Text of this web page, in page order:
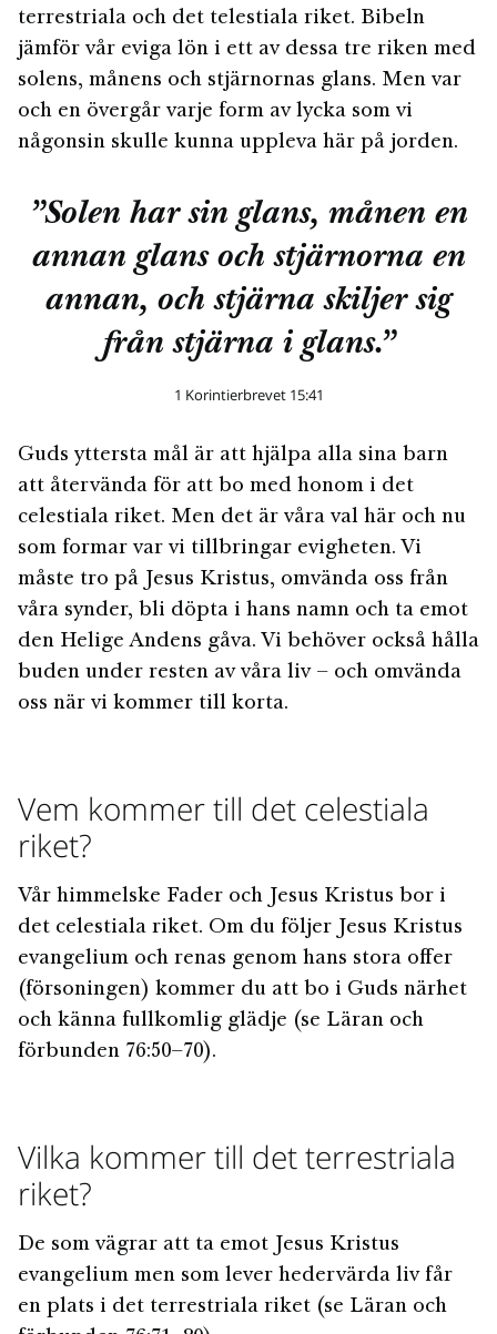
terrestriala och det telestiala riket. Bibeln
jämför vår eviga lön i ett av dessa tre riken med
solens, månens och stjärnornas glans. Men var
och en övergår varje form av lycka som vi
någonsin skulle kunna uppleva här på jorden.
”Solen har sin glans, månen en
annan glans och stjärnorna en
annan, och stjärna skiljer sig
från stjärna i glans.”
1 Korintierbrevet 15:41
Guds yttersta mål är att hjälpa alla sina barn
att återvända för att bo med honom i det
celestiala riket. Men det är våra val här och nu
som formar var vi tillbringar evigheten. Vi
måste tro på Jesus Kristus, omvända oss från
våra synder, bli döpta i hans namn och ta emot
den Helige Andens gåva. Vi behöver också hålla
buden under resten av våra liv – och omvända
oss när vi kommer till korta.
Vem kommer till det celestiala
riket?
Vår himmelske Fader och Jesus Kristus bor i
det celestiala riket. Om du följer Jesus Kristus
evangelium och renas genom hans stora offer
(försoningen) kommer du att bo i Guds närhet
och känna fullkomlig glädje (se Läran och
förbunden 76:50–70).
Vilka kommer till det terrestriala
riket?
De som vägrar att ta emot Jesus Kristus
evangelium men som lever hedervärda liv får
en plats i det terrestriala riket (se Läran och